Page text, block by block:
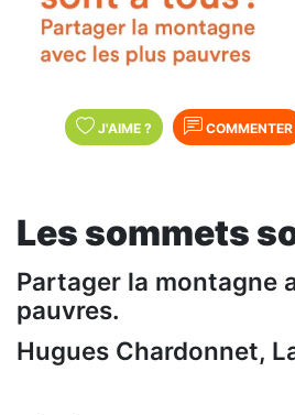
J'AIME ? COMMENTER
Les sommets
Partager la montagne
pauvres.
Hugues Chardonnet,